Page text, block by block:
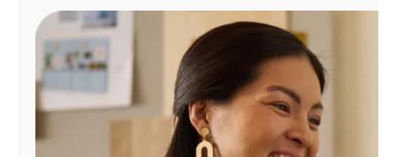
Administrar
cuenta
Encuentra
tienda